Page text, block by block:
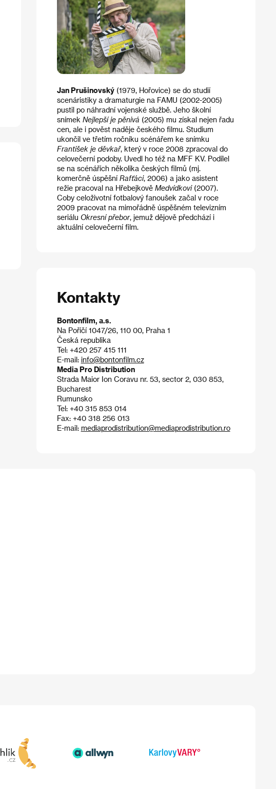
Jan Prušinovský(1979, Hořovice) se do studií
scenáristiky a dramaturgie na FAMU (2002-2005)
pustil po náhradní vojenské službě. Jeho školní
snímek Nejlepší je pěnivá (2005) mu získal nejen řadu
cen, ale i pověst naděje českého filmu. Studium
ukončil ve třetím ročníku scénářem ke snímku
František je děvkař, který v roce 2008 zpracoval do
celovečerní podoby. Uvedl ho též na MFF KV. Podílel
se na scénářích několika českých filmů (mj.
komerčně úspěšní Rafťáci, 2006) a jako asistent
režie pracoval na Hřebejkově Medvídkovi(2007).
Coby celoživotní fotbalový fanoušek začal v roce
2009 pracovat na mimořádně úspěšném televizním
seriálu Okresní přebor, jemuž dějově předchází i
aktuální celovečerní film.
Kontakty
Bontonfilm, a.s.
Na Poříčí 1047/26, 110 00, Praha 1
Česká republika
Tel: +420 257 415 111
E-mail: info@bontonfilm.cz
Media Pro Distribution
Strada Maior Ion Coravu nr. 53, sector 2, 030 853,
Bucharest
Rumunsko
Tel: +40 315 853 014
Fax: +40 318 256 013
E-mail: mediaprodistribution@mediaprodistribution.ro